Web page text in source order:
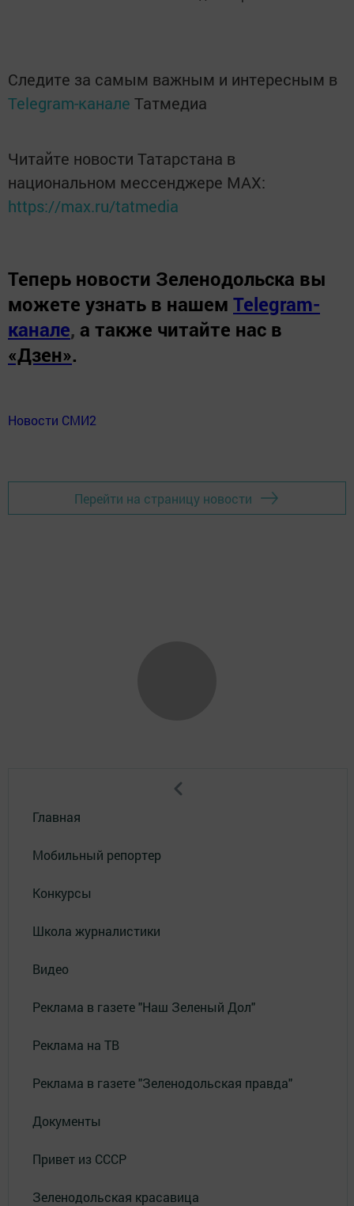
Следите за самым важным и интересным в
Telegram-канале Татмедиа
Читайте новости Татарстана в
национальном мессенджере MАХ:
https://max.ru/tatmedia
Теперь новости Зеленодольска вы
можете узнать в нашем Telegram-
канале, а также читайте нас в
«Дзен».
Новости СМИ2
Перейти на страницу новости
Главная
Мобильный репортер
Конкурсы
Школа журналистики
Видео
Реклама в газете "Наш Зеленый Дол"
Реклама на ТВ
Реклама в газете "Зеленодольская правда"
Документы
Привет из СССР
Зеленодольская красавица